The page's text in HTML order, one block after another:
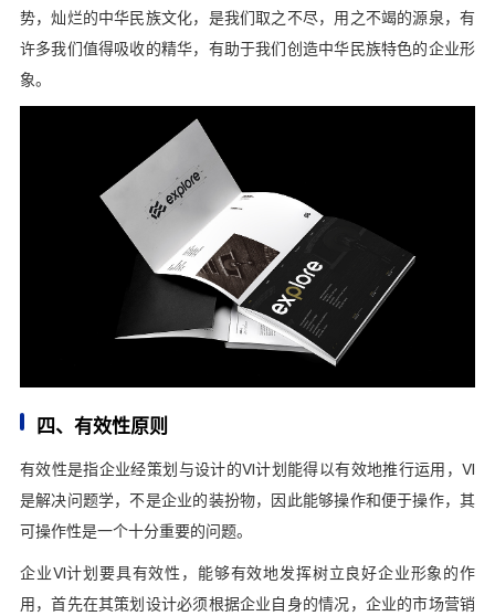
势，灿烂的中华民族文化，是我们取之不尽，用之不竭的源泉，有
许多我们值得吸收的精华，有助于我们创造中华民族特色的企业形
象。
四、有效性原则
有效性是指企业经策划与设计的VI计划能得以有效地推行运用，VI
是解决问题学，不是企业的装扮物，因此能够操作和便于操作，其
可操作性是一个十分重要的问题。
企业VI计划要具有效性，能够有效地发挥树立良好企业形象的作
用，首先在其策划设计必须根据企业自身的情况，企业的市场营销